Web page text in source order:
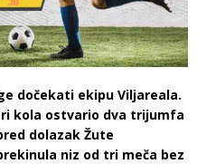
dočekati ekipu Viljareala.
kola ostvario dva trijumfa
dolazak Žute
niz od tri meča bez